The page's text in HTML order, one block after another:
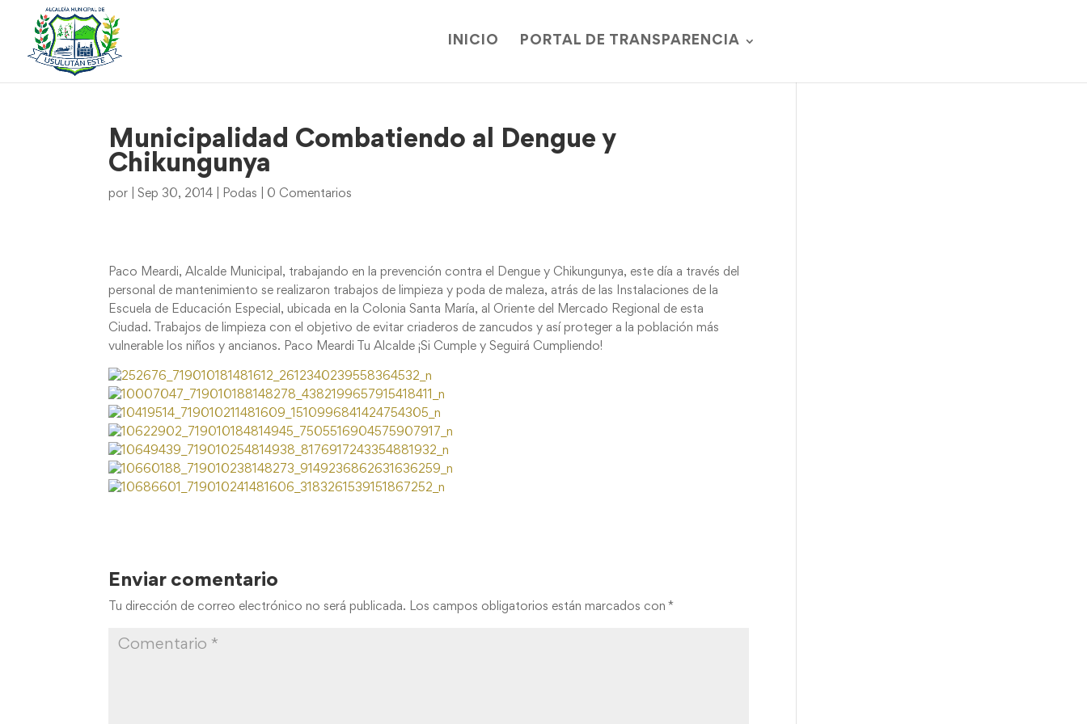
INICIO PORTAL DE TRANSPARENCIA
Municipalidad Combatiendo al Dengue y
Chikungunya
por |Sep 30, 2014 Podas 0 Comentarios
Paco Meardi, Alcalde Municipal, trabajando en la prevención contra el Dengue y Chikungunya, este día a través del
personal de mantenimiento se realizaron trabajos de limpieza y poda de maleza, atrás de las Instalaciones de la
Escuela de Educación Especial, ubicada en la Colonia Santa María, al Oriente del Mercado Regional de esta
Ciudad. Trabajos de limpieza con el objetivo de evitar criaderos de zancudos y así proteger a la población más
vulnerable los niños y ancianos. Paco Meardi Tu Alcalde ¡Si Cumple y Seguirá Cumpliendo!
Enviar comentario
Tu dirección de correo electrónico no será publicada. Los campos obligatorios están marcados con *